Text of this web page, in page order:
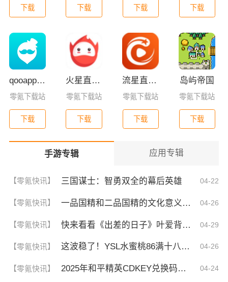
下载 下载 下载 下载
qooapp安卓版
零氪下载站
下载
火星直播2025最新版
零氪下载站
下载
流星直播官方版免费下载
零氪下载站
下载
岛屿帝国
零氪下载站
下载
手游专辑 应用专辑
【零氪快讯】 三国谋士：智勇双全的幕后英雄 04-22
【零氪快讯】 一品国精和二品国精的文化意义！为何他们如此独特？你绝对不知道的深层背景 04-26
【零氪快讯】 快来看看《出差的日子》叶爱背后的深刻故事！竟然让人泪崩的原因 04-29
【零氪快讯】 这波稳了！YSL水蜜桃86满十八和88区别，背后暗藏的秘密你知道吗？ 04-26
【零氪快讯】 2025年和平精英CDKEY兑换码领取方法及使用技巧 04-24